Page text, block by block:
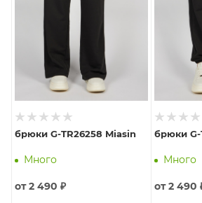
брюки G-TR26258 Miasin
Много
от2 490 ₽
брюки G-
Много
от2 490